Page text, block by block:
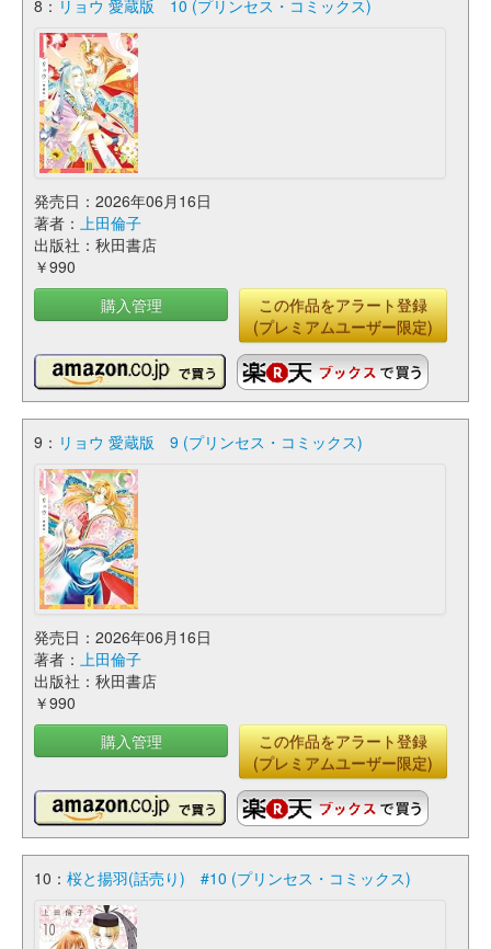
8： リョウ 愛蔵版 10 (プリンセス・コミックス)
発売日：2026年06月16日
著者： 上田倫子
出版社：秋田書店
￥990
購入管理
この作品をアラート登録
(プレミアムユーザー限定)
9： リョウ 愛蔵版 9 (プリンセス・コミックス)
発売日：2026年06月16日
著者： 上田倫子
出版社：秋田書店
￥990
購入管理
この作品をアラート登録
(プレミアムユーザー限定)
10： 桜と揚羽(話売り) #10 (プリンセス・コミックス)